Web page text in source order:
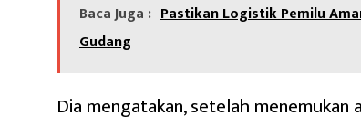
Baca Juga : Pastikan Logistik Pemilu
Gudang
Dia mengatakan, setelah menemukan